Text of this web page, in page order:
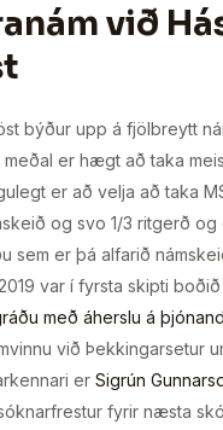
við
býður upp á fjölbreytt
meðal er hægt að taka
er að velja að taka
og svo 1/3 ritgerð
sem er þá alfarið
var í fyrsta skipti
með áherslu á
við Þekkingarsetur
er Sigrún
fyrir næsta